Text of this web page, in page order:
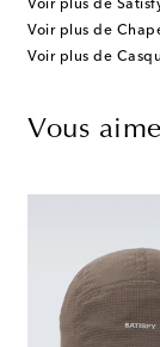
Voir plus de
Voir plus de
Voir plus de
Vous